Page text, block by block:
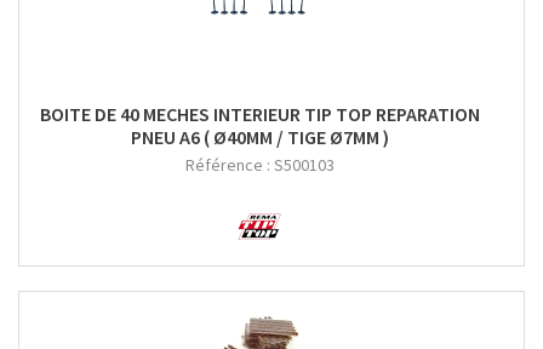
BOITE DE 40 MECHES INTERIEUR TIP TOP REPARATION
PNEU A6 ( Ø40MM / TIGE Ø7MM )
Référence : S500103